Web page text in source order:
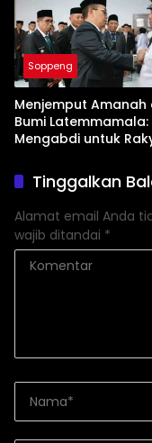
Soppeng
Menjemput Amanah
Bumi Latemmamala:
Mengabdi untuk
TuhanTinggalkan
Alamat email Anda
wajib ditandai *